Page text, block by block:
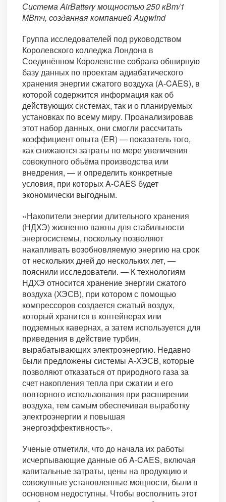
Система AirBattery мощностью 250 кВт/1
МВтч, созданная компанией Augwind
Группа исследователей под руководством
Королевского колледжа Лондона в
Соединённом Королевстве собрала обширную
базу данных по проектам адиабатического
хранения энергии сжатого воздуха (A-CAES), в
которой содержится информация как об
действующих системах, так и о планируемых
установках по всему миру. Проанализировав
этот набор данных, они смогли рассчитать
коэффициент опыта (ER) — показатель того,
как снижаются затраты по мере увеличения
совокупного объёма производства или
внедрения, — и определить конкретные
условия, при которых A-CAES будет
экономически выгодным.
«Накопители энергии длительного хранения
(НДХЭ) жизненно важны для стабильности
энергосистемы, поскольку позволяют
накапливать возобновляемую энергию на срок
от нескольких дней до нескольких лет, —
пояснили исследователи. — К технологиям
НДХЭ относится хранение энергии сжатого
воздуха (ХЭСВ), при котором с помощью
компрессоров создается сжатый воздух,
который хранится в контейнерах или
подземных кавернах, а затем используется для
приведения в действие турбин,
вырабатывающих электроэнергию. Недавно
были предложены системы А-ХЭСВ, которые
позволяют отказаться от природного газа за
счет накопления тепла при сжатии и его
повторного использования при расширении
воздуха, тем самым обеспечивая выработку
электроэнергии и повышая
энергоэффективность».
Ученые отметили, что до начала их работы
исчерпывающие данные об A-CAES, включая
капитальные затраты, цены на продукцию и
совокупные установленные мощности, были в
основном недоступны. Чтобы восполнить этот